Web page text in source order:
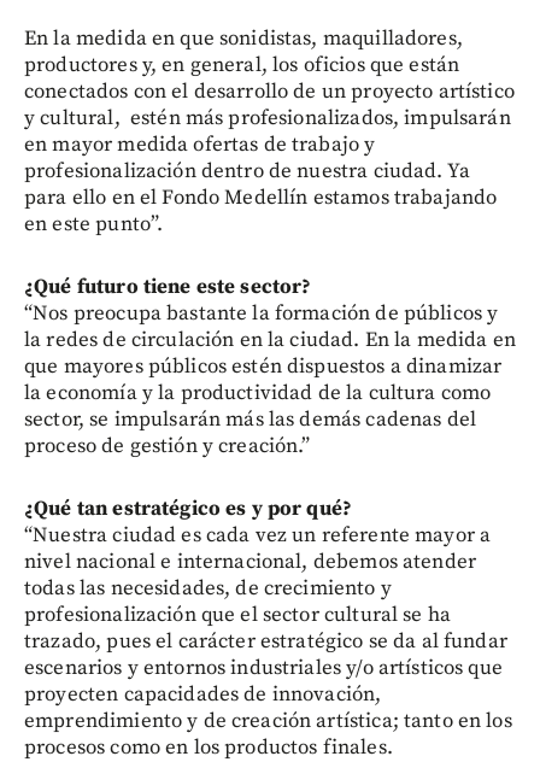
En la medida en que sonidistas, maquilladores,
productores y, en general, los oficios que están
conectados con el desarrollo de un proyecto artístico
y cultural, estén más profesionalizados, impulsarán
en mayor medida ofertas de trabajo y
profesionalización dentro de nuestra ciudad. Ya
para ello en el Fondo Medellín estamos trabajando
en este punto”.
¿Qué futuro tiene este sector?
“Nos preocupa bastante la formación de públicos y
la redes de circulación en la ciudad. En la medida en
que mayores públicos estén dispuestos a dinamizar
la economía y la productividad de la cultura como
sector, se impulsarán más las demás cadenas del
proceso de gestión y creación.”
¿Qué tan estratégico es y por qué?
“Nuestra ciudad es cada vez un referente mayor a
nivel nacional e internacional, debemos atender
todas las necesidades, de crecimiento y
profesionalización que el sector cultural se ha
trazado, pues el carácter estratégico se da al fundar
escenarios y entornos industriales y/o artísticos que
proyecten capacidades de innovación,
emprendimiento y de creación artística; tanto en los
procesos como en los productos finales.